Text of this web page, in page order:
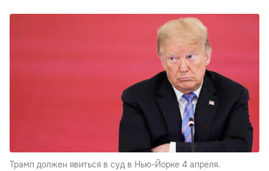
Трамп должен явиться в суд в Нью-Йорке 4 апреля.